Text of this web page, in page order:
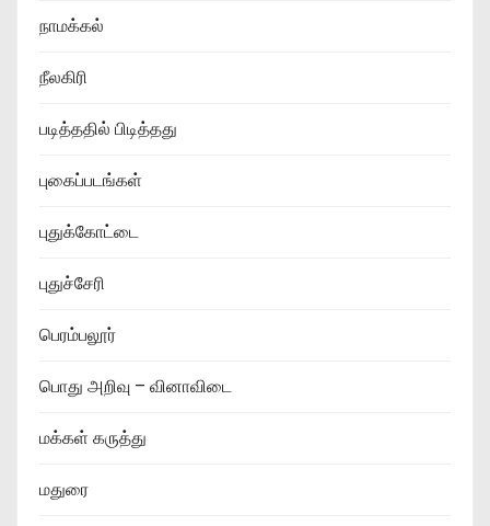
நாமக்கல்
நீலகிரி
படித்ததில் பிடித்தது
புகைப்படங்கள்
புதுக்கோட்டை
புதுச்சேரி
பெரம்பலூர்
பொது அறிவு – வினாவிடை
மக்கள் கருத்து
மதுரை